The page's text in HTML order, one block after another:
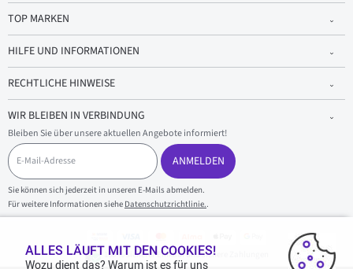
TOP MARKEN
HILFE UND INFORMATIONEN
RECHTLICHE HINWEISE
WIR BLEIBEN IN VERBINDUNG
Bleiben Sie über unsere aktuellen Angebote informiert!
E
-
M
a
i
l
ANMELDEN
Sie können sich jederzeit in unseren E-Mails abmelden.
Für weitere Informationen siehe Datenschutzrichtlinie..
100 % sicherer Einkauf und sichere Zahlungen
ALLES LÄUFT MIT DEN COOKIES!
Wozu dient das? Warum ist es für uns